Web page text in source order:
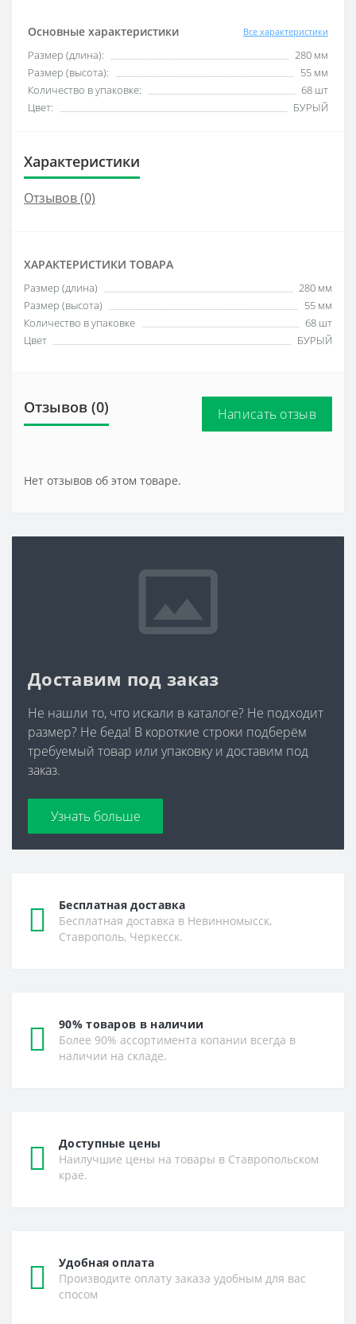
Основные характеристики Все характеристики
Размер (длина):
280 мм
Размер (высота):
55 мм
Количество в упаковке:
68 шт
Цвет:
БУРЫЙ
Характеристики
Отзывов (0)
ХАРАКТЕРИСТИКИ ТОВАРА
Размер (длина)
280 мм
Размер (высота)
55 мм
Количество в упаковке
68 шт
Цвет
БУРЫЙ
Отзывов (0) Написать отзыв
Нет отзывов об этом товаре.
Доставим под заказ
Не нашли то, что искали в каталоге? Не подходит
размер? Не беда! В короткие строки подберём
требуемый товар или упаковку и доставим под
заказ.
Узнать больше
Бесплатная доставка
Бесплатная доставка в Невинномысск,
Ставрополь, Черкесск.
90% товаров в наличии
Более 90% ассортимента копании всегда в
наличии на складе.
Доступные цены
Наилучшие цены на товары в Ставропольском
крае.
Удобная оплата
Производите оплату заказа удобным для вас
спосом